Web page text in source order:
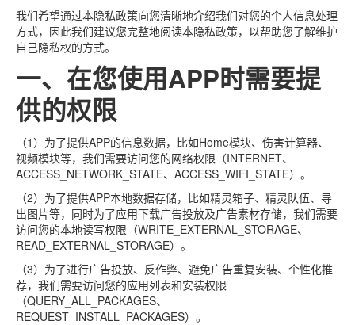
我们希望通过本隐私政策向您清晰地介绍我们对您的个人信息处理
方式，因此我们建议您完整地阅读本隐私政策，以帮助您了解维护
自己隐私权的方式。
一、在您使用APP时需要提
供的权限
（1）为了提供APP的信息数据，比如Home模块、伤害计算器、
视频模块等，我们需要访问您的网络权限（INTERNET、
ACCESS_NETWORK_STATE、ACCESS_WIFI_STATE）。
（2）为了提供APP本地数据存储，比如精灵箱子、精灵队伍、导
出图片等，同时为了应用下载广告投放及广告素材存储，我们需要
访问您的本地读写权限（WRITE_EXTERNAL_STORAGE、
READ_EXTERNAL_STORAGE）。
（3）为了进行广告投放、反作弊、避免广告重复安装、个性化推
荐，我们需要访问您的应用列表和安装权限
（QUERY_ALL_PACKAGES、
REQUEST_INSTALL_PACKAGES）。